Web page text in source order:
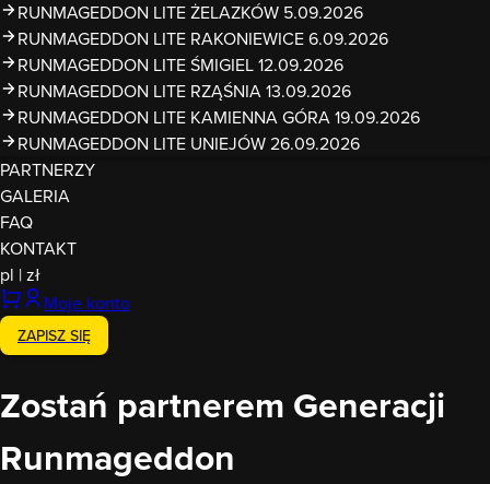
RUNMAGEDDON LITE ŻELAZKÓW 5.09.2026
RUNMAGEDDON LITE RAKONIEWICE 6.09.2026
RUNMAGEDDON LITE ŚMIGIEL 12.09.2026
RUNMAGEDDON LITE RZĄŚNIA 13.09.2026
RUNMAGEDDON LITE KAMIENNA GÓRA 19.09.2026
RUNMAGEDDON LITE UNIEJÓW 26.09.2026
PARTNERZY
GALERIA
FAQ
KONTAKT
pl |zł
Moje konto
ZAPISZ SIĘ
Zostań partnerem Generacji
Runmageddon